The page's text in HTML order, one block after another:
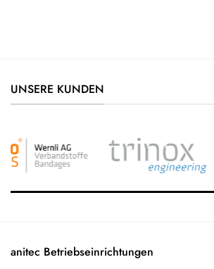
UNSERE KUNDEN
anitec Betriebseinrichtungen